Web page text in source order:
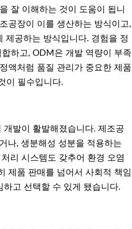
잘 이해하는 것이 도움이 됩니
공장이 이를 생산하는 방식이고,
제공하는 방식입니다. 경험을 정
하고, ODM은 개발 역량이 부족
액처럼 품질 관리가 중요한 제품
이 필수입니다.
발이 활발해졌습니다. 제조공
나, 생분해성 성분을 적용하는
리 시스템도 갖추어 환경 오염
제품 판매를 넘어서 사회적 책임
고 선택할 수 있게 됐습니다.